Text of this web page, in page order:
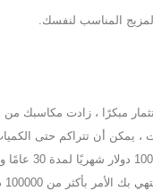
المناسب لنفسك.
مبكرًا ، زادت مكاسبك من
، يمكن أن تتراكم حتى